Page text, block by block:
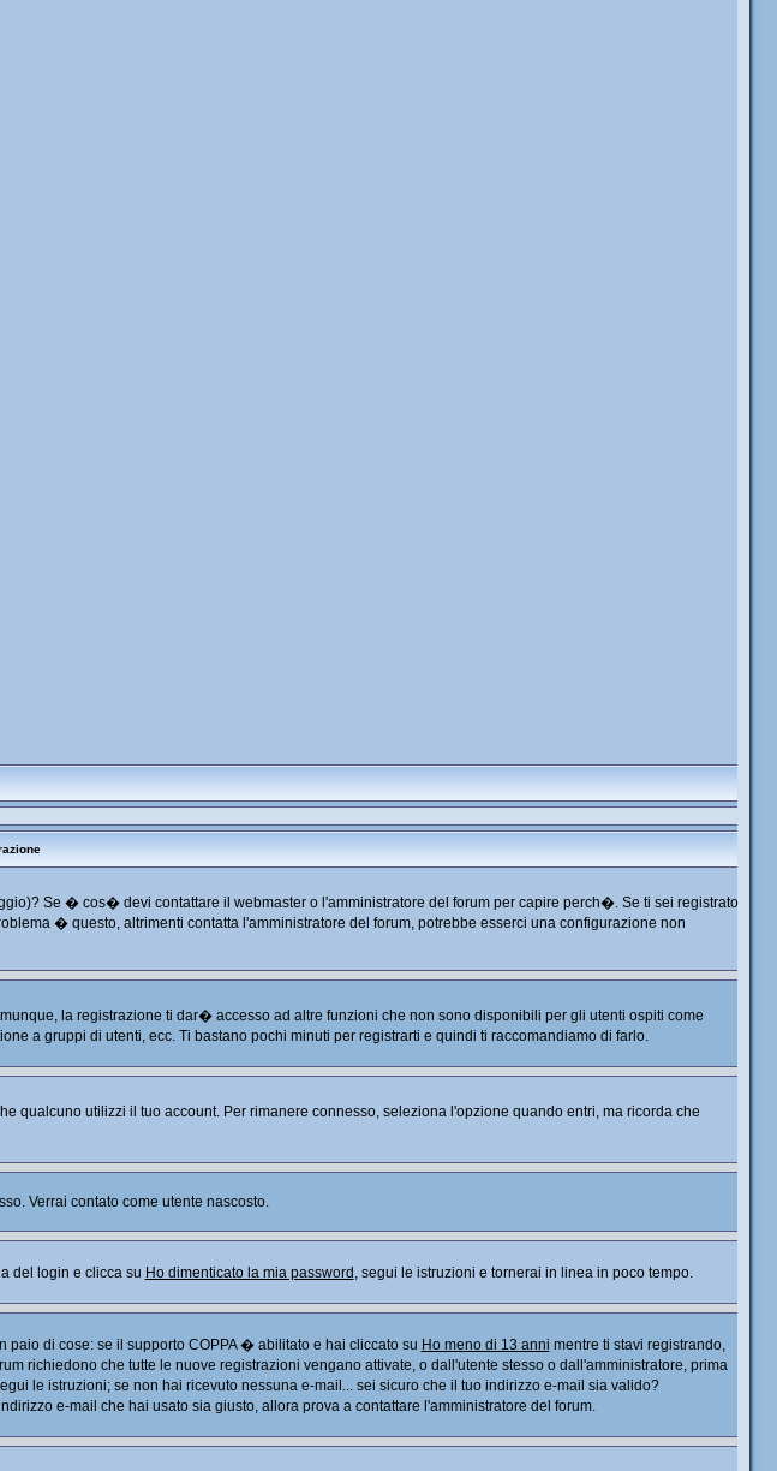
Se � cos� devi contattare il webmaster o l'amministratore del forum per capire perch�. Se ti sei registrato
� questo, altrimenti contatta l'amministratore del forum, potrebbe esserci una configurazione non
la registrazione ti dar� accesso ad altre funzioni che non sono disponibili per gli utenti ospiti come
a gruppi di utenti, ecc. Ti bastano pochi minuti per registrarti e quindi ti raccomandiamo di farlo.
qualcuno utilizzi il tuo account. Per rimanere connesso, seleziona l'opzione quando entri, ma ricorda che
Verrai contato come utente nascosto.
del login e clicca su Ho dimenticato la mia password , segui le istruzioni e tornerai in linea in poco tempo.
paio di cose: se il supporto COPPA � abilitato e hai cliccato su Ho meno di 13 anni mentre ti stavi registrando,
richiedono che tutte le nuove registrazioni vengano attivate, o dall'utente stesso o dall'amministratore, prima
le istruzioni; se non hai ricevuto nessuna e-mail... sei sicuro che il tuo indirizzo e-mail sia valido?
e-mail che hai usato sia giusto, allora prova a contattare l'amministratore del forum.